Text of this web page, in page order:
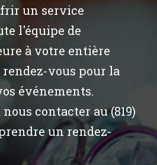
un service
l'équipe de
à votre entière
vous pour la
événements.
contacter au (819)
un rendez-